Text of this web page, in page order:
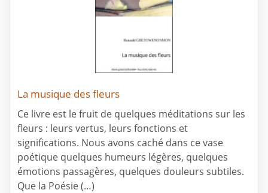
La musique des fleurs
Ce livre est le fruit de quelques méditations sur les
fleurs : leurs vertus, leurs fonctions et
significations. Nous avons caché dans ce vase
poétique quelques humeurs légères, quelques
émotions passagères, quelques douleurs subtiles.
Que la Poésie (…)